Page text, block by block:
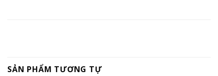
SẢN PHẨM TƯƠNG TỰ